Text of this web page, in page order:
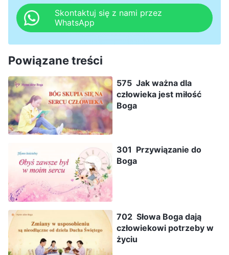
Skontaktuj się z nami przez
WhatsApp
Powiązane treści
575 Jak ważna dla
człowieka jest miłość
Boga
301 Przywiązanie do
Boga
702 Słowa Boga dają
człowiekowi potrzeby w
życiu